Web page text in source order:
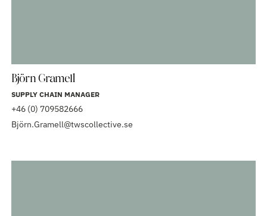
Björn Gramell
SUPPLY CHAIN MANAGER
+46 (0) 709582666
Björn.Gramell@twscollective.se